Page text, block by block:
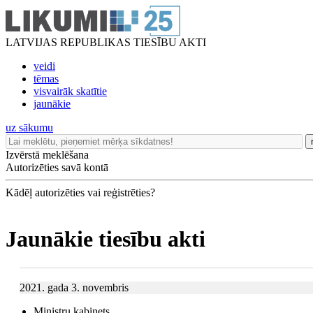
LATVIJAS REPUBLIKAS TIESĪBU AKTI
veidi
tēmas
visvairāk skatītie
jaunākie
uz sākumu
Izvērstā meklēšana
Autorizēties savā kontā
Kādēļ autorizēties vai reģistrēties?
Jaunākie tiesību akti
2021. gada 3. novembris